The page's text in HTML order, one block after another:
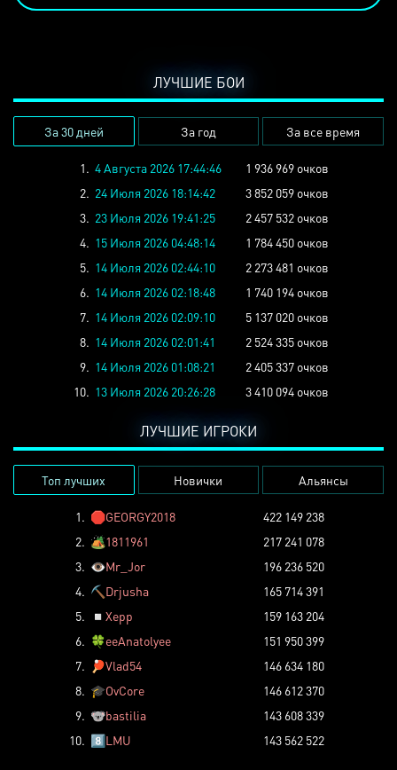
ЛУЧШИЕ БОИ
За 30 дней За год За все время
1. 4 Августа 2026 17:44:46
1 936 969 очков
2. 24 Июля 2026 18:14:42
3 852 059 очков
3. 23 Июля 2026 19:41:25
2 457 532 очков
4. 15 Июля 2026 04:48:14
1 784 450 очков
5. 14 Июля 2026 02:44:10
2 273 481 очков
6. 14 Июля 2026 02:18:48
1 740 194 очков
7. 14 Июля 2026 02:09:10
5 137 020 очков
8. 14 Июля 2026 02:01:41
2 524 335 очков
9. 14 Июля 2026 01:08:21
2 405 337 очков
10. 13 Июля 2026 20:26:28 3 410 094 очков
ЛУЧШИЕ ИГРОКИ
Топ лучших Новички Альянсы
1. 🛑GEORGY2018
422 149 238
2. 🏕️1811961
217 241 078
3. 👁️Mr_Jor
196 236 520
4. ⛏️ Drjusha
165 714 391
5.
◽ Xepp
159 163 204
6. 🍀eeAnatolyee
151 950 399
7.
🏓Vlad54
146 634 180
8. 🎓OvCore
146 612 370
9. 🐨bastilia
143 608 339
10. 8️⃣LMU 143 562 522